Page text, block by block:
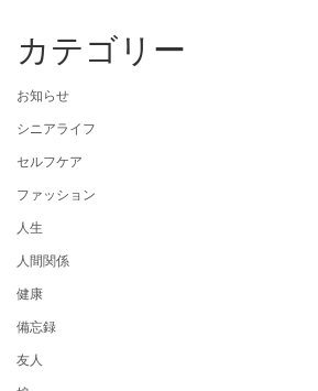
カテゴリー
お知らせ
シニアライフ
セルフケア
ファッション
人生
人間関係
健康
備忘録
友人